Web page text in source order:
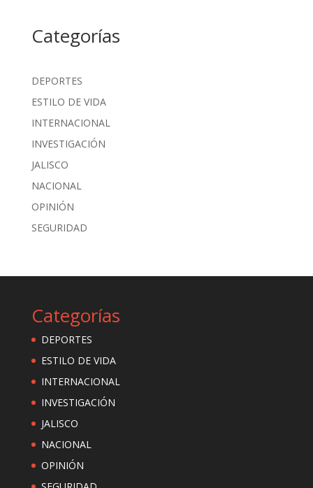
Categorías
DEPORTES
ESTILO DE VIDA
INTERNACIONAL
INVESTIGACIÓN
JALISCO
NACIONAL
OPINIÓN
SEGURIDAD
Categorías
DEPORTES
ESTILO DE VIDA
INTERNACIONAL
INVESTIGACIÓN
JALISCO
NACIONAL
OPINIÓN